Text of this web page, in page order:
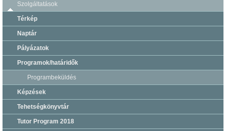
Szolgáltatások
Térkép
Naptár
Pályázatok
Programok/határidők
Programbeküldés
Képzések
Tehetségkönyvtár
Tutor Program 2018